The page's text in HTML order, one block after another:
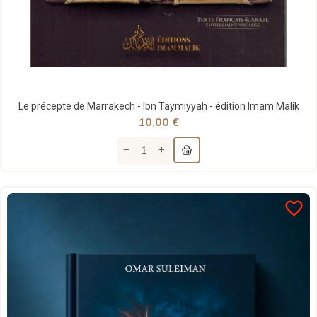
Le précepte de Marrakech - Ibn Taymiyyah - édition Imam Malik
10,00 €
favorite_border